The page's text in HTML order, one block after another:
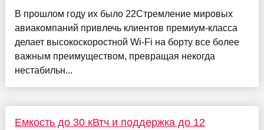
В прошлом году их было 22Стремление мировых
авиакомпаний привлечь клиентов премиум-класса
делает высокоскоростной Wi-Fi на борту все более
важным преимуществом, превращая некогда
нестабильн...
Емкость до 30 кВтч и поддержка до 12